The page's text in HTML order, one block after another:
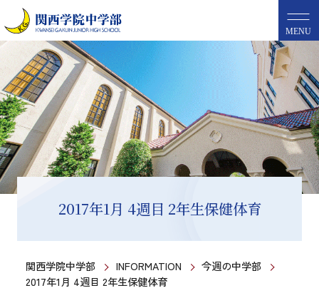
MENU
2017年1月 4週目 2年生保健体育
関西学院中学部 INFORMATION
今週の中学部
2017年1月 4週目 2年生保健体育